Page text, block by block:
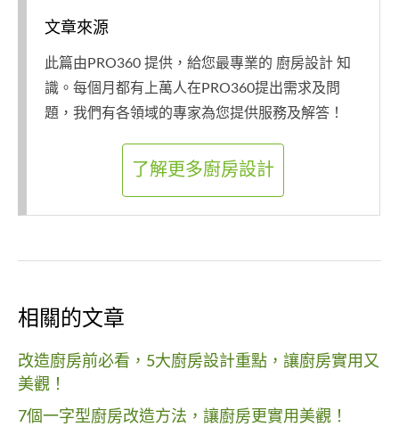
文章來源
此篇由PRO360 提供，給您最專業的 廚房設計 知
識。每個月都有上萬人在PRO360提出需求及問
題，我們有各領域的專家為您提供服務及解答！
了解更多廚房設計
相關的文章
改造廚房前必看，5大廚房設計重點，讓廚房實用又
美觀！
7個一字型廚房改造方法，讓廚房更實用美觀！